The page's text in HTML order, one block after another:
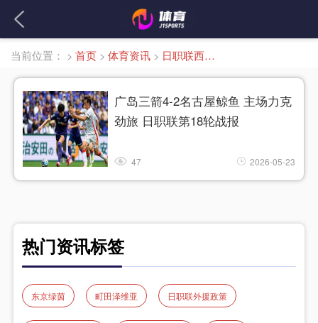
当前位置： > 首页 > 体育资讯 > 日职联西区积分榜
广岛三箭4-2名古屋鲸鱼 主场力克
劲旅 日职联第18轮战报
47 2026-05-23
热门资讯标签
东京绿茵 町田泽维亚 日职联外援政策